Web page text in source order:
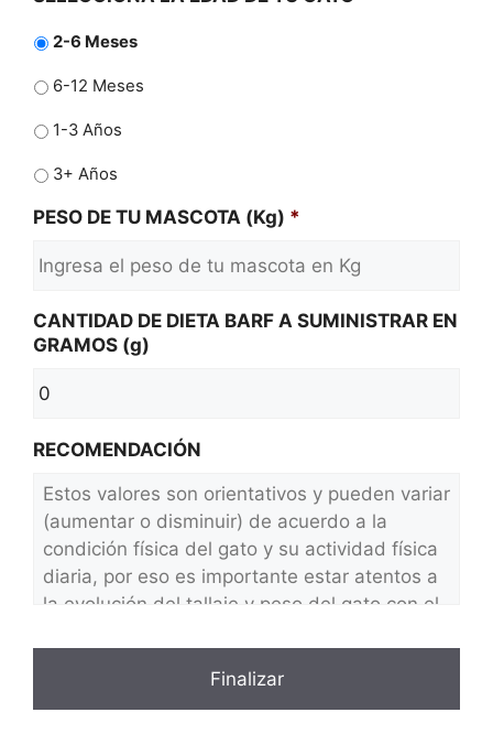
2-6 Meses
6-12 Meses
1-3 Años
3+ Años
PESO DE TU MASCOTA (Kg) *
CANTIDAD DE DIETA BARF A SUMINISTRAR EN
GRAMOS (g)
RECOMENDACIÓN